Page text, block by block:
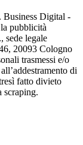
Digital -
pubblicità
sede legale
20093 Cologno
trasmessi e/o
di
fatto divieto
scraping.